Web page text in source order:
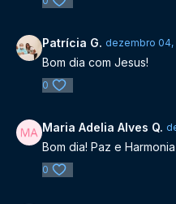
Patrícia G. dezembro 04,
Bom dia com Jesus!
0
Maria Adelia Alves Q.
Bom dia! Paz e Harmonia
0